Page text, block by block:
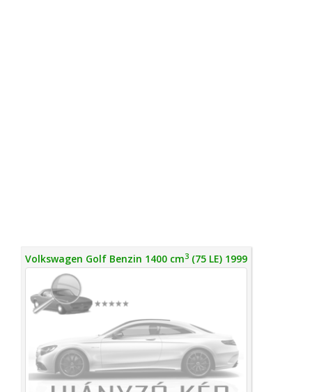
Volkswagen Golf Benzin 1400 cm3 (75 LE) 1999